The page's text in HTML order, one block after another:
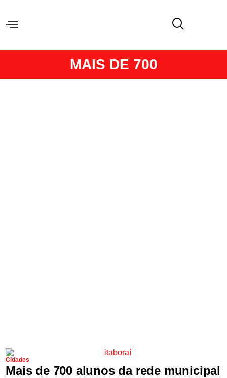
MAIS DE 700
Cidades
Mais de 700 alunos da rede municipal